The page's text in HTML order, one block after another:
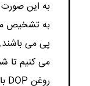
به این
به تشخیص
پی می
می کنیم تا
روغن DOP باشید.